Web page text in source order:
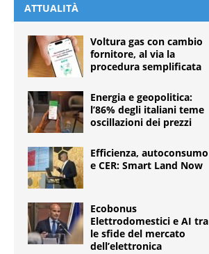
ATTUALITÀ
Voltura gas con cambio
fornitore, al via la
procedura semplificata
Energia e geopolitica:
l’86% degli italiani teme
oscillazioni dei prezzi
Efficienza, autoconsumo
e CER: Smart Land Now
Ecobonus
Elettrodomestici e AI tra
le sfide del mercato
dell’elettronica